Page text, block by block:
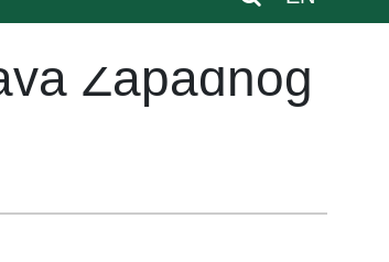
Zapadnog